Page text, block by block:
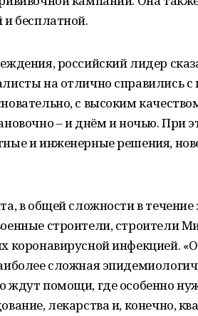
и бесплатной.
российский лидер
на отлично справились с
с высоким
– и днём и ночью. При
и инженерные решения,
в общей сложности в течение
строители, строители
коронавирусной инфекцией.
сложная
ждут помощи, где особенно
лекарства и, конечно,